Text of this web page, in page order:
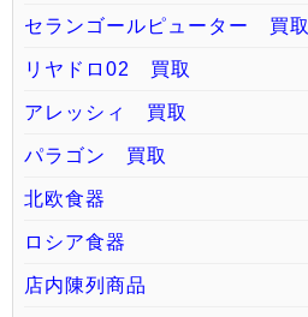
セランゴールピューター 買取
リヤドロ02 買取
アレッシィ 買取
パラゴン 買取
北欧食器
ロシア食器
店内陳列商品